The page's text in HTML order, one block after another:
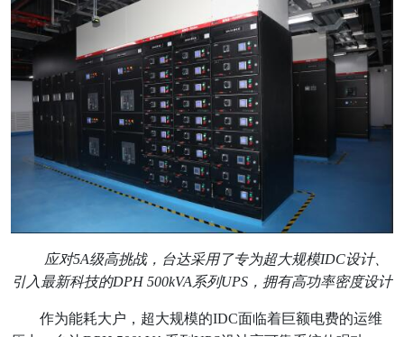
应对5A级高挑战，台达采用了专为超大规模IDC设计、
引入最新科技的DPH 500kVA系列UPS，拥有高功率密度设计
作为能耗大户，超大规模的IDC面临着巨额电费的运维